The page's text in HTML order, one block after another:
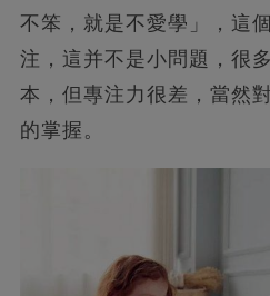
不笨，就是不愛學」，這
注，這并不是小問題，很
本，但專注力很差，當然
的掌握。